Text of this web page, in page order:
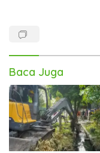
Baca Juga